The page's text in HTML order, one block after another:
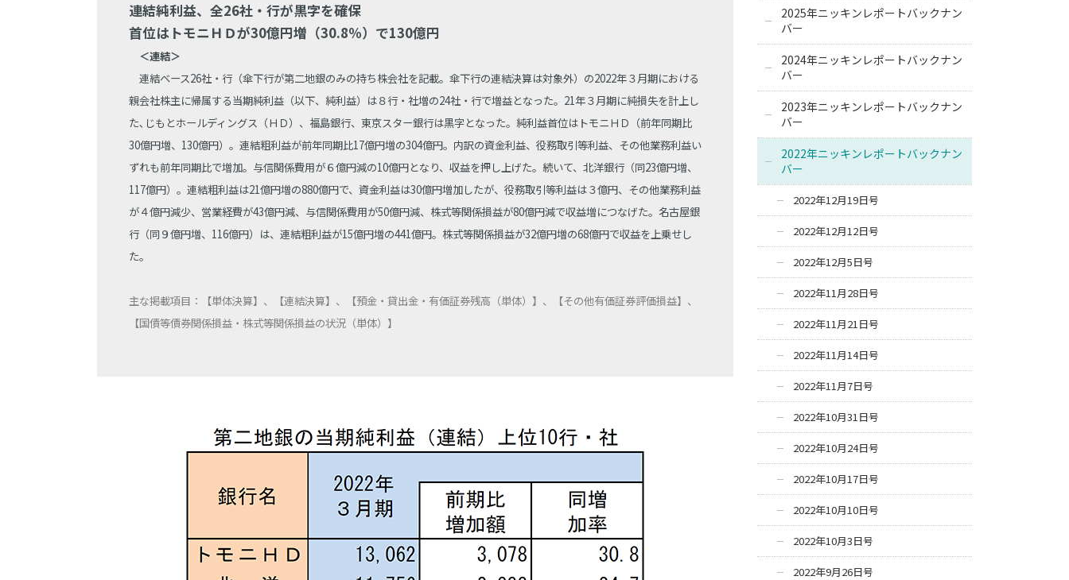
連結純利益、全26社・行が黒字を確保
首位はトモニＨＤが30億円増（30.8％）で130億円
＜連結＞
連結ベース26社・行（傘下行が第二地銀のみの持ち株会社を記載。傘下行の連結決算は対象外）の2022年３月期における
親会社株主に帰属する当期純利益（以下、純利益）は８行・社増の24社・行で増益となった。21年３月期に純損失を計上し
た､じもとホールディングス（ＨＤ）、福島銀行、東京スター銀行は黒字となった。純利益首位はトモニＨＤ（前年同期比
30億円増、130億円）。連結粗利益が前年同期比17億円増の304億円。内訳の資金利益、役務取引等利益、その他業務利益い
ずれも前年同期比で増加。与信関係費用が６億円減の10億円となり、収益を押し上げた。続いて、北洋銀行（同23億円増、
117億円）。連結粗利益は21億円増の880億円で、資金利益は30億円増加したが、役務取引等利益は３億円、その他業務利益
が４億円減少、営業経費が43億円減、与信関係費用が50億円減、株式等関係損益が80億円減で収益増につなげた。名古屋銀
行（同９億円増、116億円）は、連結粗利益が15億円増の441億円。株式等関係損益が32億円増の68億円で収益を上乗せし
た。
主な掲載項目：【単体決算】、【連結決算】、【預金・貸出金・有価証券残高（単体）】、【その他有価証券評価損益】、
【国債等債券関係損益・株式等関係損益の状況（単体）】
2025年ニッキンレポートバックナン
バー
2024年ニッキンレポートバックナン
バー
2023年ニッキンレポートバックナン
バー
2022年ニッキンレポートバックナン
バー
2022年12月19日号
2022年12月12日号
2022年12月5日号
2022年11月28日号
2022年11月21日号
2022年11月14日号
2022年11月7日号
2022年10月31日号
2022年10月24日号
2022年10月17日号
2022年10月10日号
2022年10月3日号
2022年9月26日号